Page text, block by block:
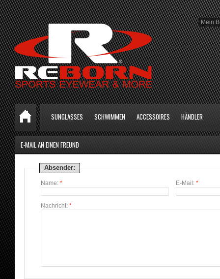
Mein
SUNGLASSES SCHWIMMEN ACCESSOIRES HÄNDLER
E-MAIL AN EINEN FREUND
Absender:
*
Name: *
E-Mail:
*
Nachricht: